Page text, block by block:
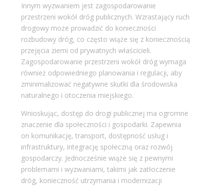
Innym wyzwaniem jest zagospodarowanie
przestrzeni wokół dróg publicznych. Wzrastający ruch
drogowy może prowadzić do konieczności
rozbudowy dróg, co często wiąże się z koniecznością
przejęcia ziemi od prywatnych właścicieli.
Zagospodarowanie przestrzeni wokół dróg wymaga
również odpowiedniego planowania i regulacji, aby
zminimalizować negatywne skutki dla środowiska
naturalnego i otoczenia miejskiego.
Wnioskując, dostęp do drogi publicznej ma ogromne
znaczenie dla społeczności i gospodarki. Zapewnia
on komunikację, transport, dostępność usług i
infrastruktury, integrację społeczną oraz rozwój
gospodarczy. Jednocześnie wiąże się z pewnymi
problemami i wyzwaniami, takimi jak zatłoczenie
dróg, konieczność utrzymania i modernizacji